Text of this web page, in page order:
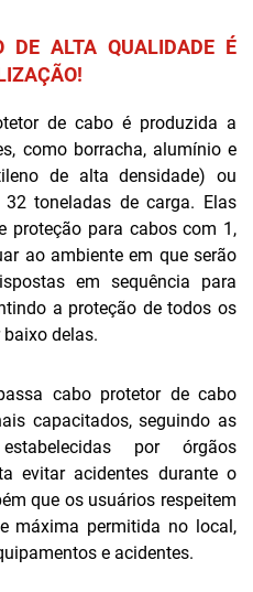
DE ALTA QUALIDADE É
de cabo é produzida a
como borracha, alumínio e
de alta densidade) ou
toneladas de carga. Elas
proteção para cabos com 1,
ao ambiente em que serão
em sequência para
a proteção de todos os
delas.
cabo protetor de cabo
capacitados, seguindo as
por órgãos
evitar acidentes durante o
que os usuários respeitem
máxima permitida no local,
e acidentes.